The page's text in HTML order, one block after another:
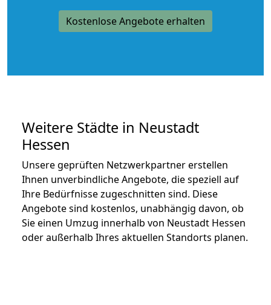
Kostenlose Angebote erhalten
Weitere Städte in Neustadt
Hessen
Unsere geprüften Netzwerkpartner erstellen
Ihnen unverbindliche Angebote, die speziell auf
Ihre Bedürfnisse zugeschnitten sind. Diese
Angebote sind kostenlos, unabhängig davon, ob
Sie einen Umzug innerhalb von Neustadt Hessen
oder außerhalb Ihres aktuellen Standorts planen.